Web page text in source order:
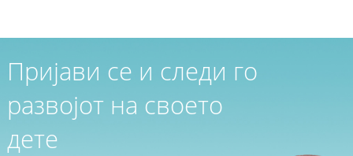
Пријави се и следи го
развојот на своето
дете